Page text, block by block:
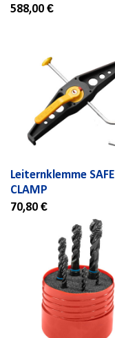
588,00 €
Leiternklemme SAFE
CLAMP
70,80 €